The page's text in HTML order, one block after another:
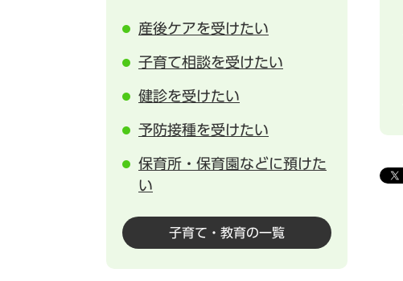
産後ケアを受けたい
子育て相談を受けたい
健診を受けたい
予防接種を受けたい
保育所・保育園などに預けた
い
子育て・教育の一覧